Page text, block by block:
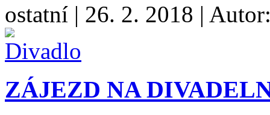
ostatní | 26. 2. 2018 |
ZÁJEZD NA